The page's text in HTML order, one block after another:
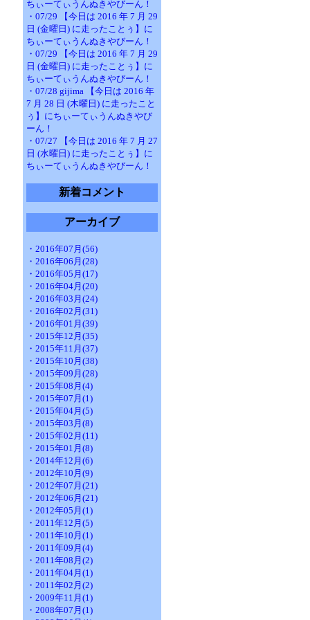
ちぃーてぃうんぬきやびーん！
・07/29 【今日は 2016 年 7 月 29
日 (金曜日) に走ったことぅ】に
ちぃーてぃうんぬきやびーん！
・07/29 【今日は 2016 年 7 月 29
日 (金曜日) に走ったことぅ】に
ちぃーてぃうんぬきやびーん！
・07/28 gijima 【今日は 2016 年
7 月 28 日 (木曜日) に走ったこと
ぅ】にちぃーてぃうんぬきやび
ーん！
・07/27 【今日は 2016 年 7 月 27
日 (水曜日) に走ったことぅ】に
ちぃーてぃうんぬきやびーん！
新着コメント
アーカイブ
・2016年07月(56)
・2016年06月(28)
・2016年05月(17)
・2016年04月(20)
・2016年03月(24)
・2016年02月(31)
・2016年01月(39)
・2015年12月(35)
・2015年11月(37)
・2015年10月(38)
・2015年09月(28)
・2015年08月(4)
・2015年07月(1)
・2015年04月(5)
・2015年03月(8)
・2015年02月(11)
・2015年01月(8)
・2014年12月(6)
・2012年10月(9)
・2012年07月(21)
・2012年06月(21)
・2012年05月(1)
・2011年12月(5)
・2011年10月(1)
・2011年09月(4)
・2011年08月(2)
・2011年04月(1)
・2011年02月(2)
・2009年11月(1)
・2008年07月(1)